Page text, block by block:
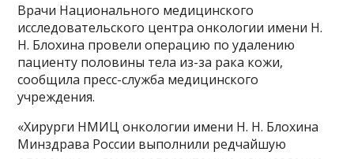
Врачи Национального медицинского
исследовательского центра онкологии имени Н.
Н. Блохина провели операцию по удалению
пациенту половины тела из-за рака кожи,
сообщила пресс-служба медицинского
учреждения.
«Хирурги НМИЦ онкологии имени Н. Н. Блохина
Минздрава России выполнили редчайшую